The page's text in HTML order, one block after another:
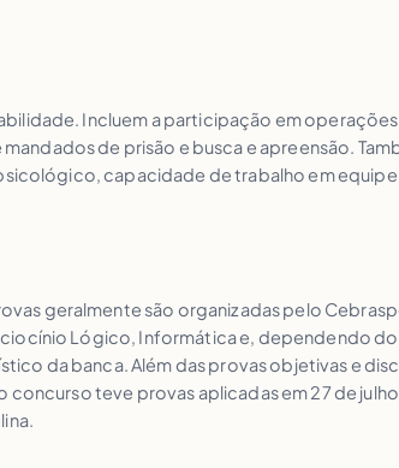
Incluem a participação em
de prisão e busca e apreensão.
capacidade de trabalho em
geralmente são organizadas pelo
Lógico, Informática e, dependendo
da banca. Além das provas objetivas e
teve provas aplicadas em 27 de